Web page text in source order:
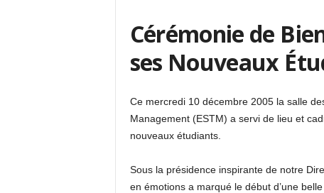
Cérémonie de
ses Nouveaux
Ce mercredi 10 décembre 2005 la salle
Management (ESTM) a servi de lieu et
nouveaux étudiants.
Sous la présidence inspirante de notre
en émotions a marqué le début d’une